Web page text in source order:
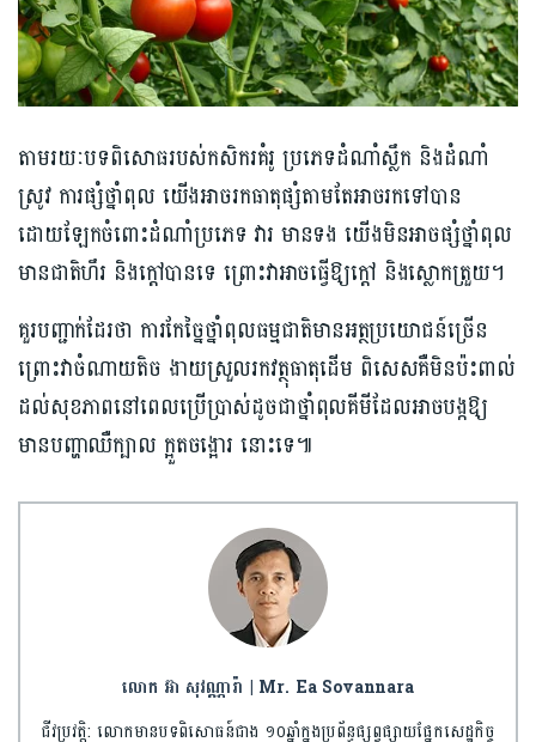
តាមរយៈបទពិសោធរបស់កសិករគំរូ ប្រភេទដំណាំស្លឹក និងដំណាំ
ស្រូវ ការផ្សំថ្នាំពុល យើងអាចរកធាតុផ្សំតាមតែអាចរកទៅបាន
ដោយឡែកចំពោះដំណាំប្រភេទ វារ មានទង យើងមិនអាចផ្សំថ្នាំពុល
មានជាតិហឹរ និងក្ដៅបានទេ ព្រោះវាអាចធ្វើឱ្យក្ដៅ និងស្លោកត្រួយ។
គួរបញ្ជាក់ដែរថា ការកែច្នៃថ្នាំពុលធម្មជាតិមានអត្ថប្រយោជន៍ច្រើន
ព្រោះវាចំណាយតិច ងាយស្រួលរកវត្ថុធាតុដើម ពិសេសគឺមិនប៉ះពាល់
ដល់សុខភាពនៅពេលប្រើប្រាស់ដូចជាថ្នាំពុលគីមីដែលអាចបង្កឱ្យ
មានបញ្ហាឈឺក្បាល ក្អួតចង្អោរ នោះទេ៕
លោក អ៊ា សុវណ្ណារ៉ា | Mr. Ea Sovannara
ជីវប្រវត្តិ: លោកមានបទពិសោធន៍ជាង ១០ឆ្នាំក្នុងប្រព័ន្ធផ្សព្វផ្សាយផ្នែកសេដ្ឋកិច្ច